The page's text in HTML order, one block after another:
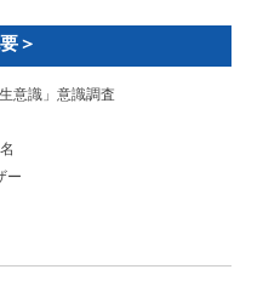
＞
意識」意識調査
ー